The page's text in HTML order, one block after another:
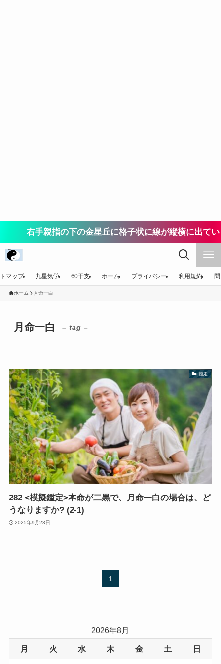
右手親指の下の金星丘に格子状に線が縦横に出て
マップ 九星気学 60干支 ホーム プライバシー 利用規約
ホーム 月命一白
月命一白 – tag –
鑑定
282 <模擬鑑定>本命が二黒で、月命一白の場合は、ど
うなりますか? (2-1)
2025年9月23日
1
2026年8月
月 火 水 木 金 土 日